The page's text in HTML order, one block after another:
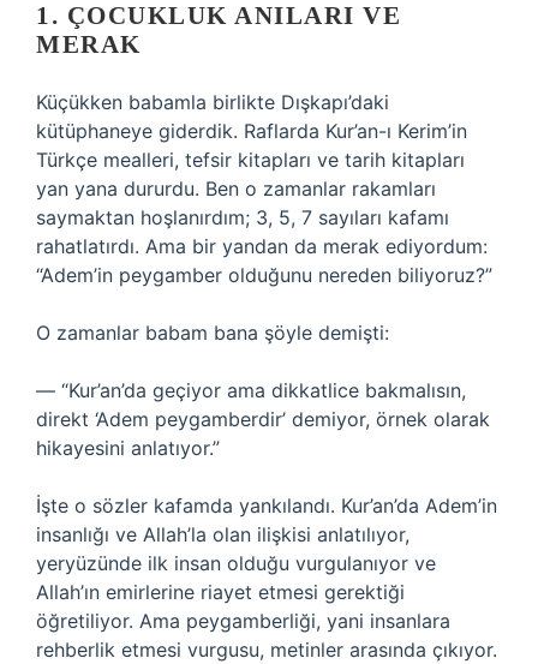
1. ÇOCUKLUK ANILARI VE
MERAK
Küçükken babamla birlikte Dışkapı’daki
kütüphaneye giderdik. Raflarda Kur’an-ı Kerim’in
Türkçe mealleri, tefsir kitapları ve tarih kitapları
yan yana dururdu. Ben o zamanlar rakamları
saymaktan hoşlanırdım; 3, 5, 7 sayıları kafamı
rahatlatırdı. Ama bir yandan da merak ediyordum:
“Adem’in peygamber olduğunu nereden biliyoruz?”
O zamanlar babam bana şöyle demişti:
— “Kur’an’da geçiyor ama dikkatlice bakmalısın,
direkt ‘Adem peygamberdir’ demiyor, örnek olarak
hikayesini anlatıyor.”
İşte o sözler kafamda yankılandı. Kur’an’da Adem’in
insanlığı ve Allah’la olan ilişkisi anlatılıyor,
yeryüzünde ilk insan olduğu vurgulanıyor ve
Allah’ın emirlerine riayet etmesi gerektiği
öğretiliyor. Ama peygamberliği, yani insanlara
rehberlik etmesi vurgusu, metinler arasında çıkıyor.